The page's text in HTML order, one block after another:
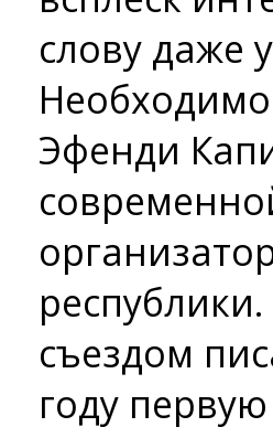
слову даже
Эфенди
съездом
году